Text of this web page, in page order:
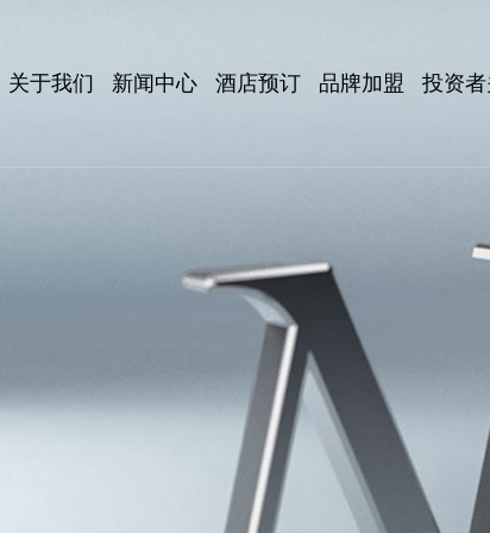
关于我们 新闻中心 酒店预订 品牌加盟 投资